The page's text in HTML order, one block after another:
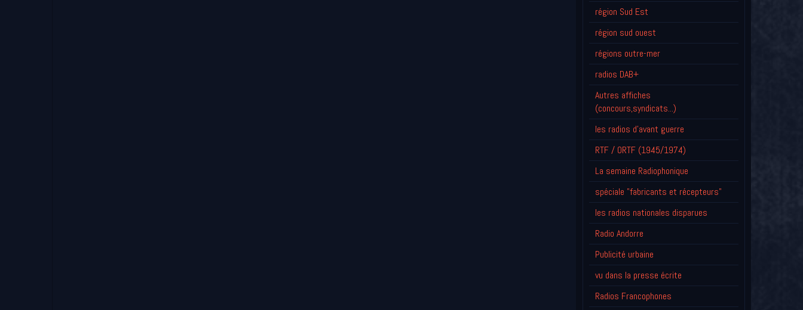
région Sud Est
région sud ouest
régions outre-mer
radios DAB+
Autres affiches
(concours,syndicats...)
les radios d'avant guerre
RTF / ORTF (1945/1974)
La semaine Radiophonique
spéciale "fabricants et récepteurs"
les radios nationales disparues
Radio Andorre
Publicité urbaine
vu dans la presse écrite
Radios Francophones